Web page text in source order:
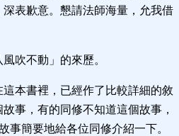
表歉意。懇請法師海量，允我借
吹不動」的來歷。
本書裡，已經作了比較詳細的敘
事，有的同修不知道這個故事，
事簡要地給各位同修介紹一下。